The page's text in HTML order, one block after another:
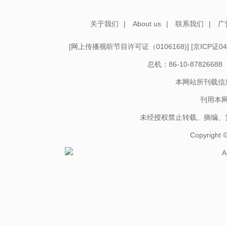
关于我们 | About us | 联系我们 |
[网上传播视听节目许可证（0106168)] [京ICP证
总机：86-10-87826688
本网站所刊载
刊用本
未经授权禁止转载、摘编
Copyright